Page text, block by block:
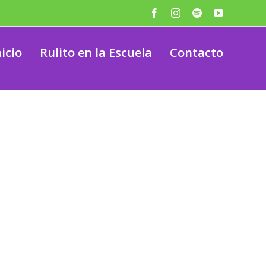
FacebookInstagram
SpotifyYouTube
Rulito en la Escuela Contacto